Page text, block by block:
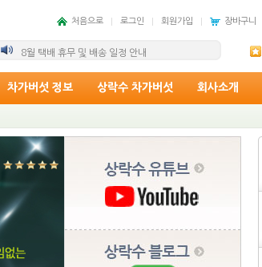
처음으로 로그인 회원가입 장바구니
8월 택배 휴무 및 배송 일정 안내
차가버섯 정보 상락수 차가버섯 회사소개